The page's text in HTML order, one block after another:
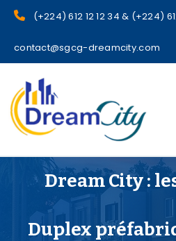
(+224) 612 12 12 34 & (+224)
contact@sgcg-dreamcity.com
sgcg dreamcity
Dream City :
Duplex